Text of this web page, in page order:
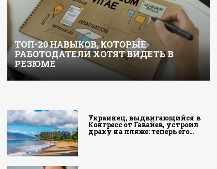
ТОП-20 НАВЫКОВ, КОТОРЫЕ
РАБОТОДАТЕЛИ ХОТЯТ ВИДЕТЬ В
РЕЗЮМЕ
Украинец, выдвигающийся в
Конгресс от Гавайев, устроил
драку на пляже: теперь его…